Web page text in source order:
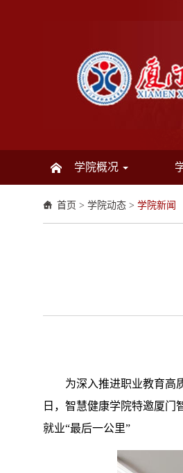
学院概况
首页 > 学院动态 > 学院新闻
为深入推进职业教育高
日，智慧健康学院特邀厦
就业“最后一公里”